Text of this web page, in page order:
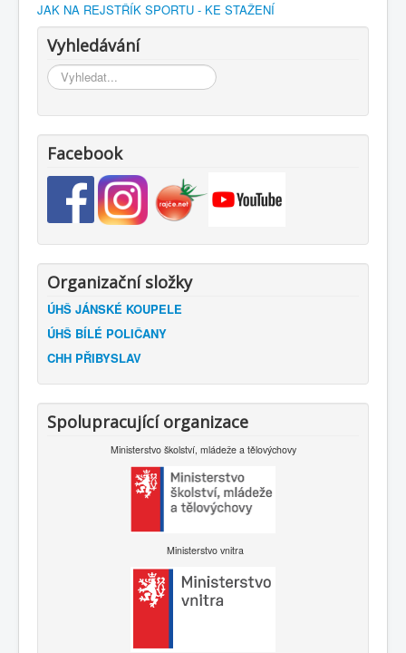
JAK NA REJSTŘÍK SPORTU - KE STAŽENÍ
Vyhledávání
Vyhledávání...
Facebook
Organizační složky
ÚHŠ JÁNSKÉ KOUPELE
ÚHŠ BÍLÉ POLIČANY
CHH PŘIBYSLAV
Spolupracující organizace
Ministerstvo školství, mládeže a tělovýchovy
Ministerstvo vnitra